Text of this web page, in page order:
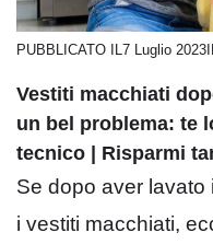
PUBBLICATO IL 7 Luglio 2023
Vestiti macchiati
un bel problema: te
tecnico | Risparmi
Se dopo aver lavato
i vestiti macchiati,